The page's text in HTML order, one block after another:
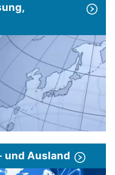
und Ausland